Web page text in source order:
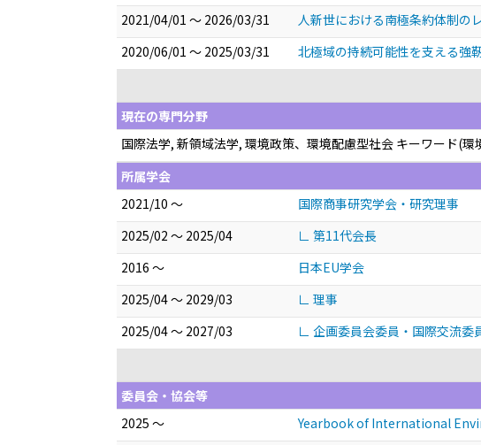
2021/04/01 ～ 2026/03/31
人新世における南極条約体制の
2020/06/01 ～ 2025/03/31
北極域の持続可能性を支える強
現在の専門分野
国際法学, 新領域法学, 環境政策、環境配慮型社会 キーワード(
所属学会
2021/10 ～
国際商事研究学会・研究理事
2025/02 ～ 2025/04
∟ 第11代会長
2016 ～
日本EU学会
2025/04 ～ 2029/03
∟ 理事
2025/04 ～ 2027/03
∟ 企画委員会委員・国際交流委
委員会・協会等
2025 ～
Yearbook of International